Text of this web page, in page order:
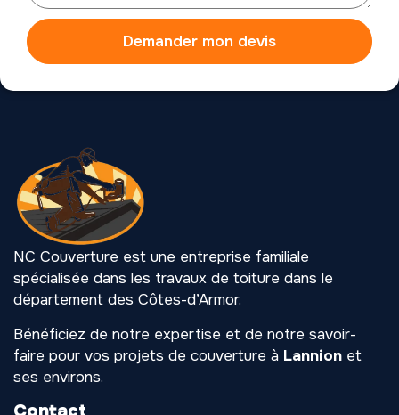
Demander mon devis
NC Couverture est une entreprise familiale
spécialisée dans les travaux de toiture dans le
département des Côtes-d’Armor.
Bénéficiez de notre expertise et de notre savoir-
faire pour vos projets de couverture à Lannion et
ses environs.